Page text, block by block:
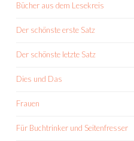
Bücher aus dem Lesekreis
Der schönste erste Satz
Der schönste letzte Satz
Dies und Das
Frauen
Für Buchtrinker und Seitenfresser